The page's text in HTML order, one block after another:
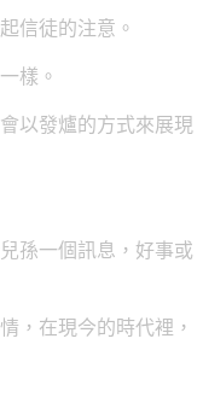
信徒的注意。
樣。
以發爐的方式來展現
孫一個訊息，好事或
，在現今的時代裡，